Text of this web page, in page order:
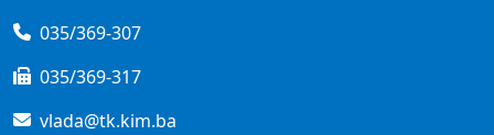
035/369-307
035/369-317
vlada@tk.kim.ba